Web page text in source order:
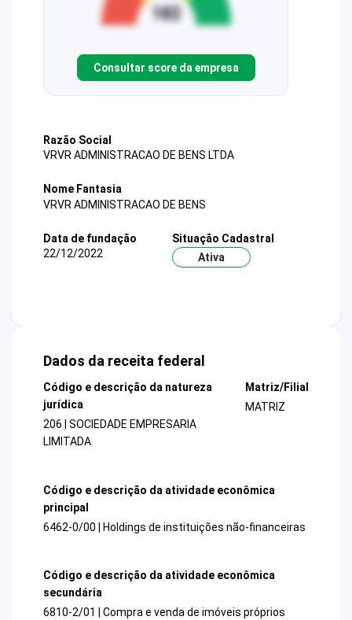
Consultar score da empresa
Razão Social
VRVR ADMINISTRACAO DE BENS LTDA
Nome Fantasia
VRVR ADMINISTRACAO DE BENS
Data de fundação
22/12/2022
Situação Cadastral
Ativa
Dados da receita federal
Código e descrição da natureza
jurídica
206 | SOCIEDADE EMPRESARIA
LIMITADA
Matriz/Filial
MATRIZ
Código e descrição da atividade econômica
principal
6462-0/00 | Holdings de instituições não-financeiras
Código e descrição da atividade econômica
secundária
6810-2/01 | Compra e venda de imóveis próprios